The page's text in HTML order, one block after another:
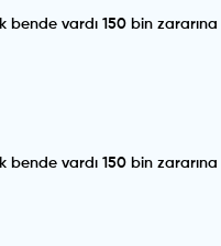
vardı 150 bin
vardı 150 bin